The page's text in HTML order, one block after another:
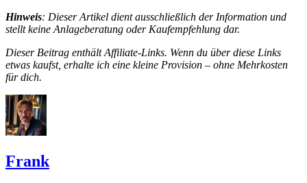
Hinweis: Dieser Artikel dient ausschließlich der Information und
stellt keine Anlageberatung oder Kaufempfehlung dar.
Dieser Beitrag enthält Affiliate-Links. Wenn du über diese Links
etwas kaufst, erhalte ich eine kleine Provision – ohne Mehrkosten
für dich.
Frank